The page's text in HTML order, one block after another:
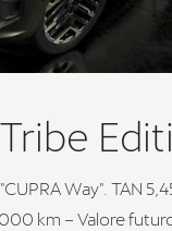
Way". TAN
km – Valore